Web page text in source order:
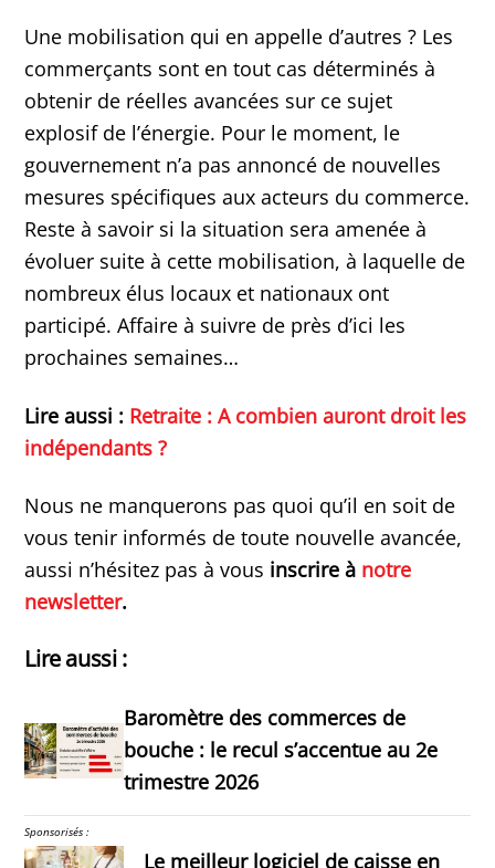
Une mobilisation qui en appelle d’autres ? Les
commerçants sont en tout cas déterminés à
obtenir de réelles avancées sur ce sujet
explosif de l’énergie. Pour le moment, le
gouvernement n’a pas annoncé de nouvelles
mesures spécifiques aux acteurs du commerce.
Reste à savoir si la situation sera amenée à
évoluer suite à cette mobilisation, à laquelle de
nombreux élus locaux et nationaux ont
participé. Affaire à suivre de près d’ici les
prochaines semaines…
Lire aussi : Retraite : A combien auront droit les
indépendants ?
Nous ne manquerons pas quoi qu’il en soit de
vous tenir informés de toute nouvelle avancée,
aussi n’hésitez pas à vous inscrire à notre
newsletter.
Lire aussi :
Baromètre des commerces de
bouche : le recul s’accentue au 2e
trimestre 2026
Sponsorisés :
Le meilleur logiciel de caisse en